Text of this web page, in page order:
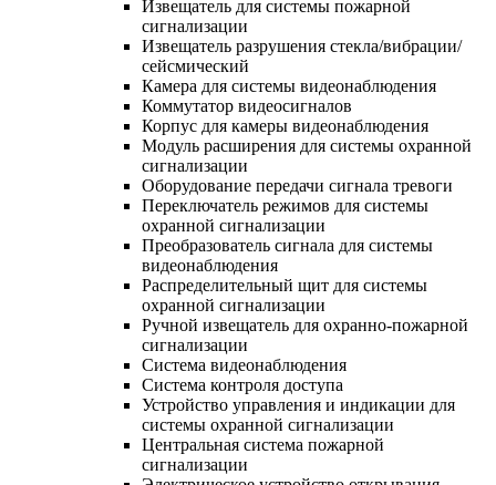
Извещатель для системы пожарной
сигнализации
Извещатель разрушения стекла/вибрации/
сейсмический
Камера для системы видеонаблюдения
Коммутатор видеосигналов
Корпус для камеры видеонаблюдения
Модуль расширения для системы охранной
сигнализации
Оборудование передачи сигнала тревоги
Переключатель режимов для системы
охранной сигнализации
Преобразователь сигнала для системы
видеонаблюдения
Распределительный щит для системы
охранной сигнализации
Ручной извещатель для охранно-пожарной
сигнализации
Система видеонаблюдения
Система контроля доступа
Устройство управления и индикации для
системы охранной сигнализации
Центральная система пожарной
сигнализации